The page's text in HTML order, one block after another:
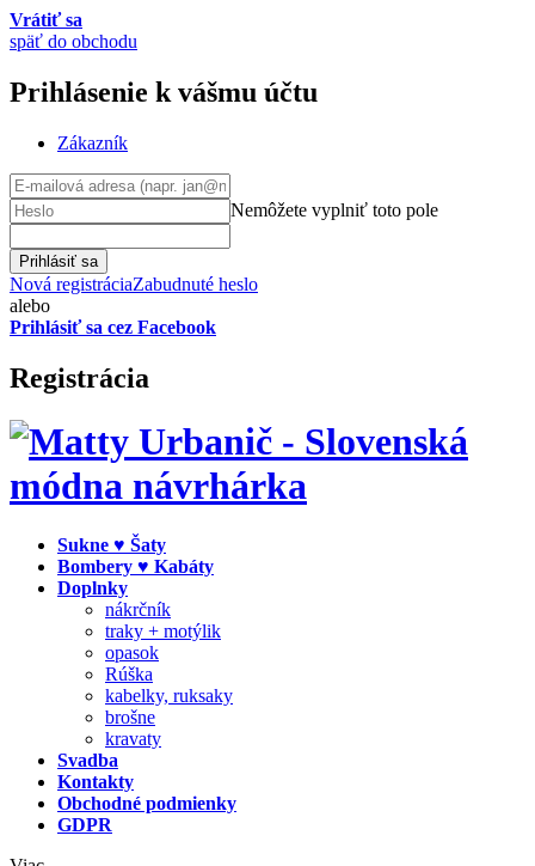
Vrátiť sa
späť do obchodu
Prihlásenie k vášmu účtu
Zákazník
Nemôžete vyplniť toto pole
Prihlásiť sa
Nová registráciaZabudnuté heslo
alebo
Prihlásiť sa cez Facebook
Registrácia
Sukne ♥ Šaty
Bombery ♥ Kabáty
Doplnky
nákrčník
traky + motýlik
opasok
Rúška
kabelky, ruksaky
brošne
kravaty
Svadba
Kontakty
Obchodné podmienky
GDPR